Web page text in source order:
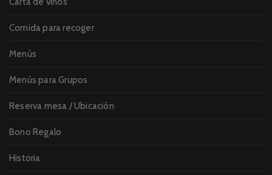
Comida para recoger
Menús
Menús para Grupos
Reserva mesa / Ubicación
Bono Regalo
Historia